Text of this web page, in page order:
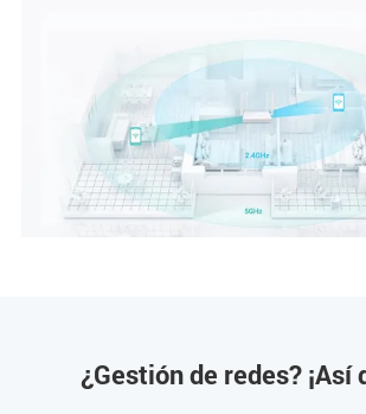
¿Gestión de redes? ¡Así